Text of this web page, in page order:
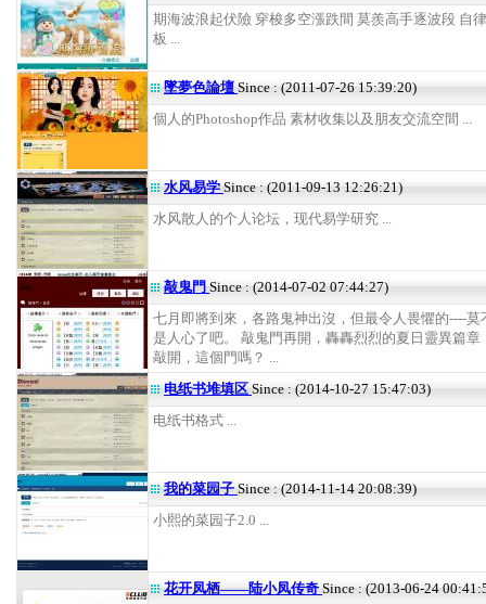
期海波浪起伏險 穿梭多空漲跌間 莫羨高手逐波段 自
板 ...
墜夢色論壇 Since : (2011-07-26 15:39:20)
個人的Photoshop作品 素材收集以及朋友交流空間 ...
水风易学 Since : (2011-09-13 12:26:21)
水风散人的个人论坛，现代易学研究 ...
敲鬼門 Since : (2014-07-02 07:44:27)
七月即將到來，各路鬼神出沒，但最令人畏懼的----莫
是人心了吧。 敲鬼門再開，轟轟烈烈的夏日靈異篇章
敲開，這個門嗎？ ...
电纸书堆填区 Since : (2014-10-27 15:47:03)
电纸书格式 ...
我的菜园子 Since : (2014-11-14 20:08:39)
小熙的菜园子2.0 ...
花开凤栖——陆小凤传奇Since : (2013-06-24